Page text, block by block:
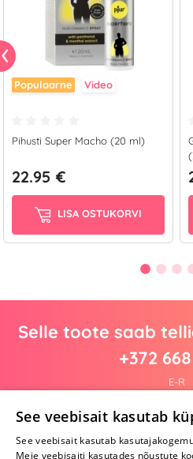
Populaarne Video
Pihusti Super Macho (20 ml)
22.95 €
LISA OSTUKORVI
Selle toote saab
+372
E-R
Arvustusi
Ole
See veebisait kasutab
See veebisait kasutab
Meie veebisaiti kasutades nõustute